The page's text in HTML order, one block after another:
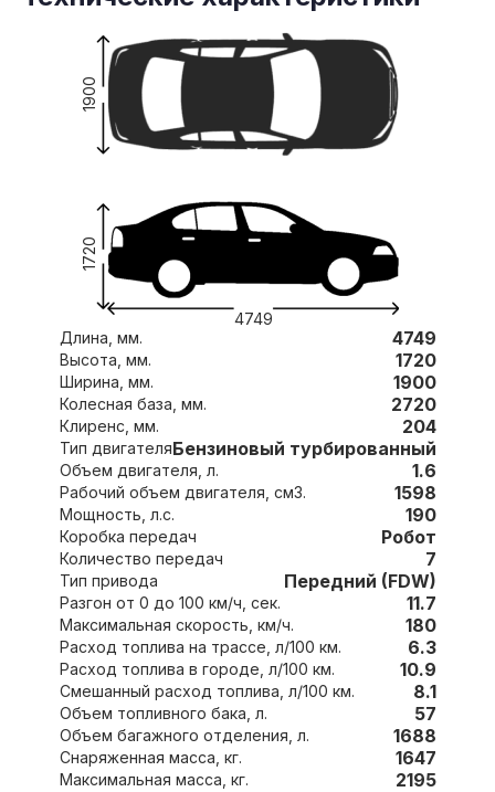
4749
1720
1900
Длина, мм. 4749
Высота, мм. 1720
Ширина, мм. 1900
Колесная база, мм. 2720
Клиренс, мм. 204
Тип двигателяБензиновый турбированный
Объем двигателя, л. 1.6
Рабочий объем двигателя, см3. 1598
Мощность, л.с. 190
Коробка передач Робот
Количество передач 7
Тип привода Передний (FDW)
Разгон от 0 до 100 км/ч, сек. 11.7
Максимальная скорость, км/ч. 180
Расход топлива на трассе, л/100 км. 6.3
Расход топлива в городе, л/100 км. 10.9
Смешанный расход топлива, л/100 км. 8.1
Объем топливного бака, л. 57
Объем багажного отделения, л. 1688
Снаряженная масса, кг. 1647
Максимальная масса, кг. 2195